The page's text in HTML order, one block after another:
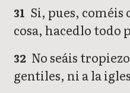
31 Si, pues, coméis
cosa, hacedlo todo
32 No seáis
gentiles, ni a la